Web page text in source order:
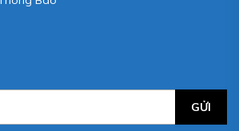
GỬI